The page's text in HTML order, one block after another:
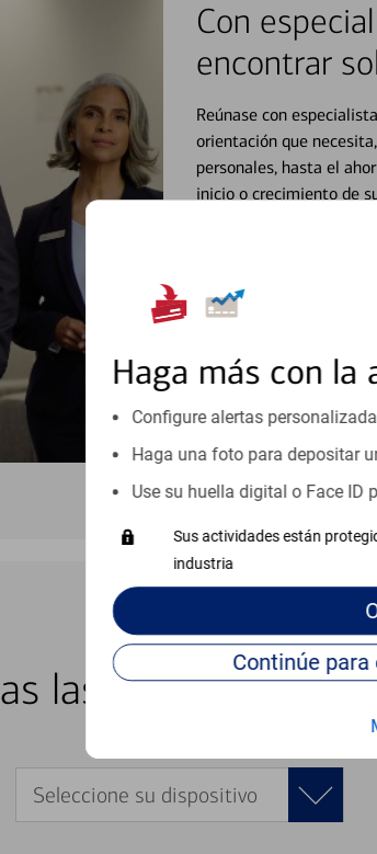
Haga más con la
Configure alertas
Haga una foto para depositar
Use su huella digital o Face ID
Sus actividades están
industria
Con
encontrar
Reúnase con
orientación que
personales, hasta el
inicio o crecimiento de
esté listo, un
Vea si nuestro centro
Visite nuestro centro de
BANCA EN LÍNEA Y MÓVIL
las 24 horas del
Seleccione su dispositivo